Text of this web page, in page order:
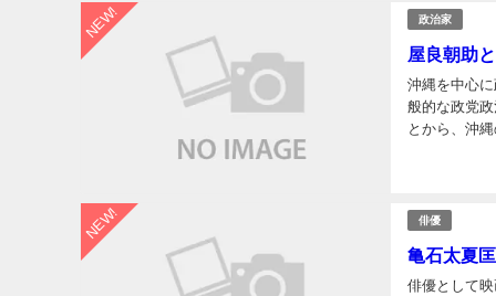
NEW! 政治家
屋良朝助
沖縄を中心
般的な政党
とから、沖
NEW! 俳優
亀石太夏
俳優として